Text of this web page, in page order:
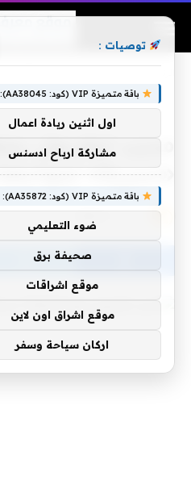
مدرب ليفربول يجهز لتشكيلة
مدرب ليفربول
«سرية»
توصيات :
باقة متميزة VIP (كود: AA38045):
اول اثنين ريادة اعمال
مشاركة ارباح ادسنس
باقة متميزة VIP (كود: AA35872):
ضوء التعليمي
صحيفة برق
موقع اشراقات
موقع اشراق اون لاين
اركان سياحة وسفر